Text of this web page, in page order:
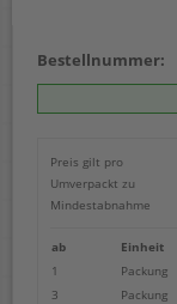
Bestellnummer:
Preis gilt pro
Umverpackt zu
Mindestabnahme
ab Einheit
1
Packung
3
Packung